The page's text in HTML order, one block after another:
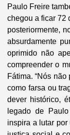
Paulo Freire
chegou a ficar 72
posteriormente,
absurdamente
oprimido não
compreender o
Fátima. “Nós
como farsa ou
dever histórico,
legado de
inspira a lutar